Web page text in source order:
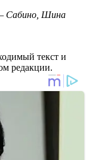
Сабино, Шина
текст и
редакции.